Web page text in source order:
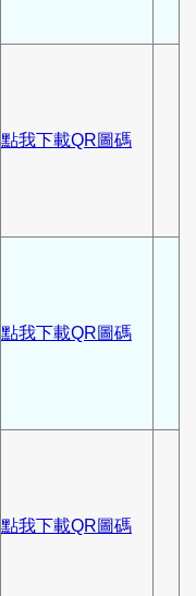
點我下載QR圖碼
點我下載QR圖碼
點我下載QR圖碼